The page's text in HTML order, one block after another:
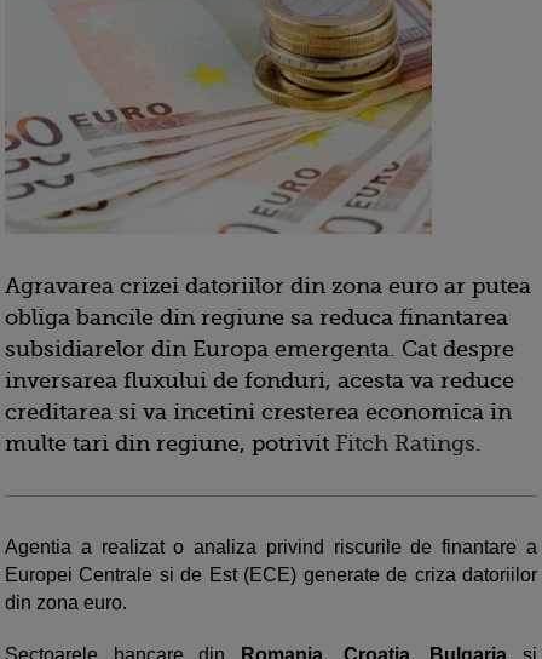
Agravarea crizei datoriilor din zona euro ar putea
obliga bancile din regiune sa reduca finantarea
subsidiarelor din Europa emergenta. Cat despre
inversarea fluxului de fonduri, acesta va reduce
creditarea si va incetini cresterea economica in
multe tari din regiune, potrivit Fitch Ratings.
Agentia a realizat o analiza privind riscurile de finantare a
Europei Centrale si de Est (ECE) generate de criza datoriilor
din zona euro.
Sectoarele bancare din Romania, Croatia, Bulgariasi